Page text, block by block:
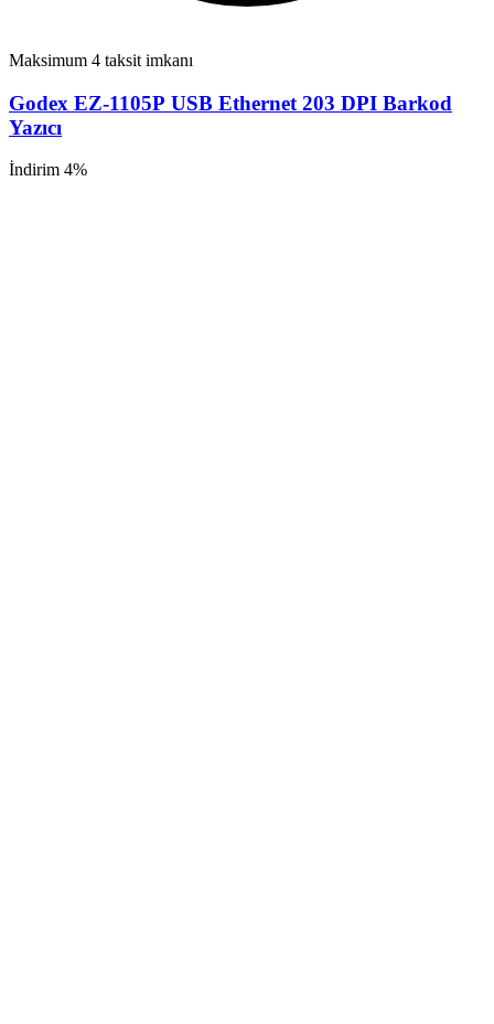
Maksimum 4 taksit imkanı
Godex EZ-1105P USB Ethernet 203 DPI Barkod
Yazıcı
İndirim 4%